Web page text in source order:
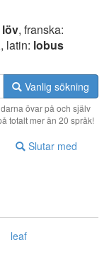
löv, franska:
, latin: lobus
Vanlig sökning
övar på och själv
totalt mer än 20 språk!
Slutar med
leaf